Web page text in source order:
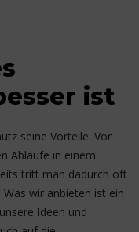
ist
seine Vorteile. Vor
Abläufe in einem
tritt man dadurch oft
wir anbieten ist ein
Ideen und